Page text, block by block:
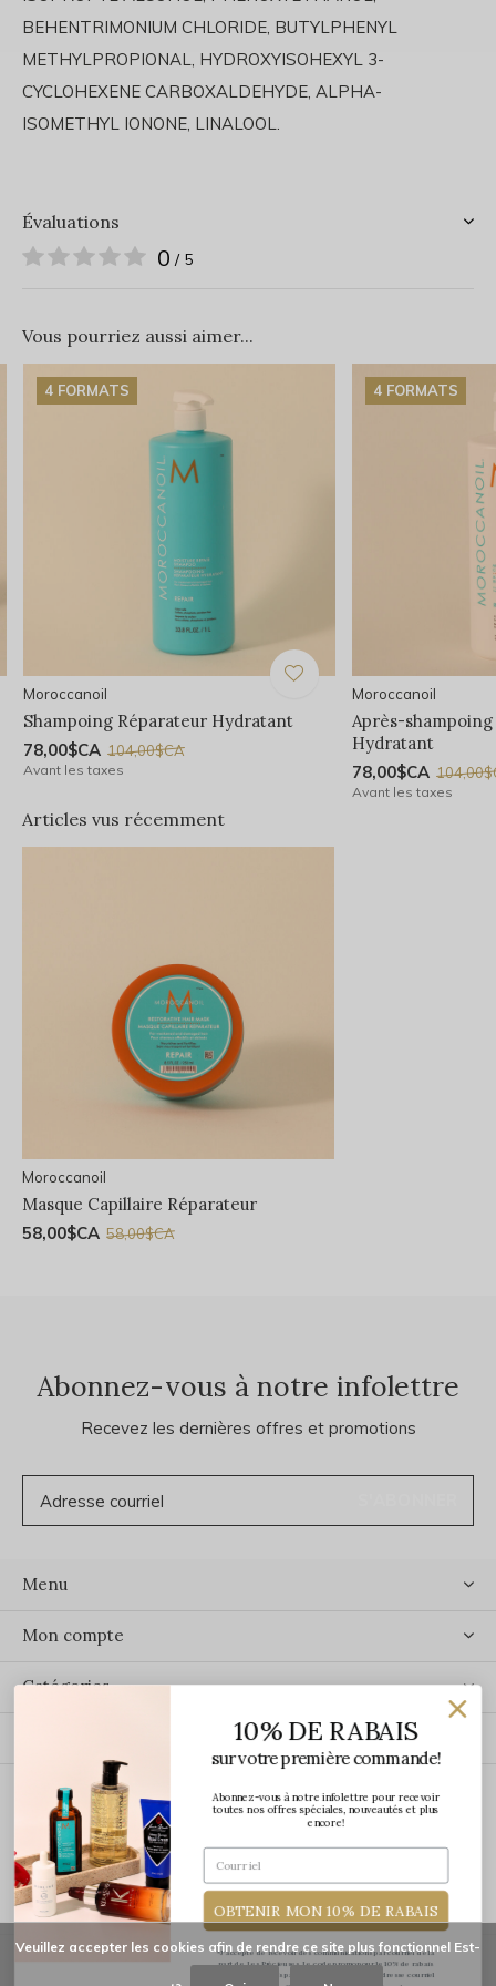
BEHENTRIMONIUM CHLORIDE, BUTYLPHENYL
METHYLPROPIONAL, HYDROXYISOHEXYL 3-
CYCLOHEXENE CARBOXALDEHYDE, ALPHA-
ISOMETHYL IONONE, LINALOOL.
Évaluations
0 / 5
Vous pourriez aussi aimer...
4 FORMATS
Moroccanoil
Shampoing Réparateur Hydratant
78,00$CA 104,00$CA
Avant les taxes
4 FORMATS
Moroccanoil
Après-
Hydratant
78,00$CA
Avant les taxes
Articles vus récemment
Moroccanoil
Masque Capillaire Réparateur
58,00$CA 58,00$CA
Abonnez-vous à notre infolettre
Recevez les dernières offres et promotions
Menu
Mon compte
Catégories
ÉCRIVEZ-NOUS
Veuillez accepter les cookies afin de rendre ce site plus fonctionnel Est-
10% DE RABAIS
sur votre première commande!
Abonnez-vous à notre infolettre pour recevoir
toutes nos offres spéciales, nouveautés et plus
encore!
OBTENIR MON 10% DE RABAIS
*J'accepte de recevoir des communications par courriel de la
part de Les Précieuses. Le code promo pour le 10% de rabais
vous sera transmis par courriel une fois votre adresse courriel